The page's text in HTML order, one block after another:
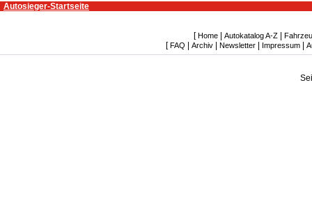
Autosieger-Startseite
[Home | Autokatalog A-Z |
[FAQ | Archiv| Newsletter| Impressum|